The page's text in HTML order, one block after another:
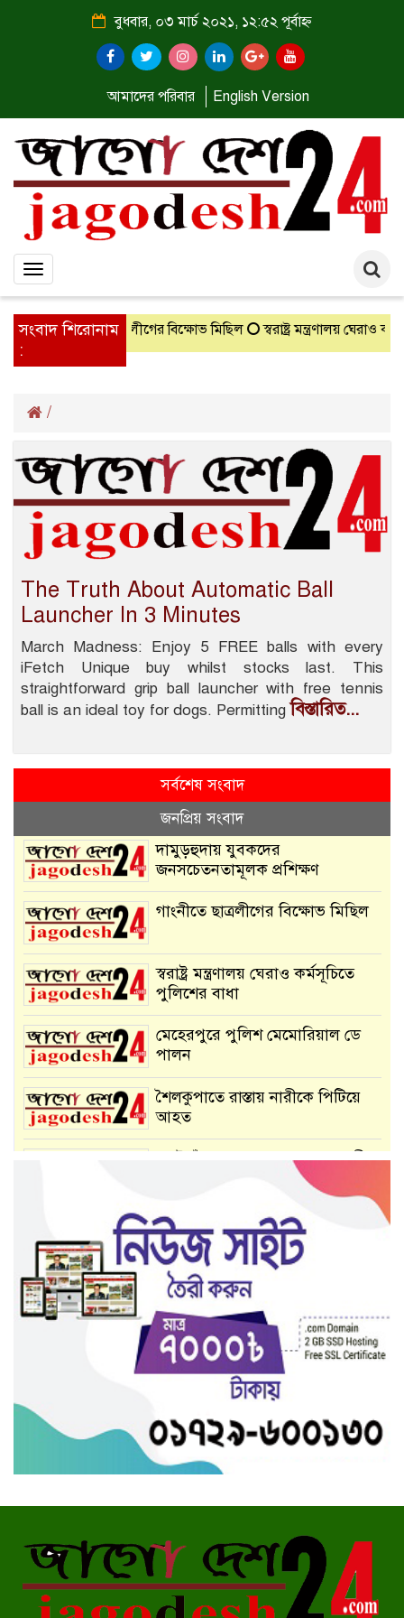
বুধবার, ০৩ মার্চ ২০২১, ১২:৫২ পূর্বাহ্ন
আমাদের পরিবার English Version
Toggle
navigation
সংবাদ শিরোনাম
:
গাংনীতে ছাত্রলীগের বিক্ষোভ মিছিল স্বরাষ্ট্র মন্ত্রণালয় ঘেরাও
/
The Truth About Automatic Ball
Launcher In 3 Minutes
March Madness: Enjoy 5 FREE balls with every
iFetch Unique buy whilst stocks last. This
straightforward grip ball launcher with free tennis
ball is an ideal toy for dogs. Permittingবিস্তারিত...
সর্বশেষ সংবাদ
জনপ্রিয় সংবাদ
দামুড়হুদায় যুবকদের
জনসচেতনতামূলক প্রশিক্ষণ
গাংনীতে ছাত্রলীগের বিক্ষোভ মিছিল
স্বরাষ্ট্র মন্ত্রণালয় ঘেরাও কর্মসূচিতে
পুলিশের বাধা
মেহেরপুরে পুলিশ মেমোরিয়াল ডে
পালন
শৈলকুপাতে রাস্তায় নারীকে পিটিয়ে
আহত
কোটচাঁদপুরে নানা আয়োজনে জাতীয়
সাভারে চলন্ত প্রাইভেটকারে হঠাৎ
আগুন!
প্রেম করে বিয়ে, যৌতুক মামলায়
স্বামীর কারাদণ্ড
নোয়াখালীতে ছাত্রদলের বিক্ষোভ
মিছিল
বিক্রেতা আটক